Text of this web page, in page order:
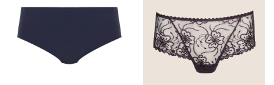
önskelistan